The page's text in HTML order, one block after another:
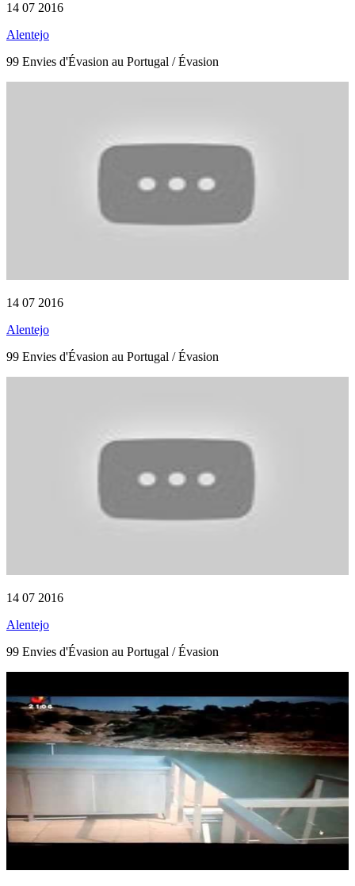
14 07 2016
Alentejo
99 Envies d'Évasion au Portugal / Évasion
14 07 2016
Alentejo
99 Envies d'Évasion au Portugal / Évasion
14 07 2016
Alentejo
99 Envies d'Évasion au Portugal / Évasion